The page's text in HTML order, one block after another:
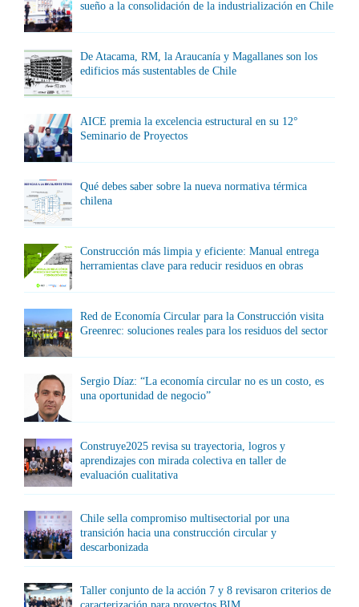
sueño a la consolidación de la industrialización en Chile
De Atacama, RM, la Araucanía y Magallanes son los
edificios más sustentables de Chile
AICE premia la excelencia estructural en su 12°
Seminario de Proyectos
Qué debes saber sobre la nueva normativa térmica
chilena
Construcción más limpia y eficiente: Manual entrega
herramientas clave para reducir residuos en obras
Red de Economía Circular para la Construcción visita
Greenrec: soluciones reales para los residuos del sector
Sergio Díaz: “La economía circular no es un costo, es
una oportunidad de negocio”
Construye2025 revisa su trayectoria, logros y
aprendizajes con mirada colectiva en taller de
evaluación cualitativa
Chile sella compromiso multisectorial por una
transición hacia una construcción circular y
descarbonizada
Taller conjunto de la acción 7 y 8 revisaron criterios de